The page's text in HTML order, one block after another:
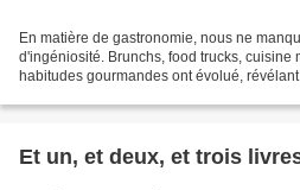
En matière de gastronomie, nous ne
d'ingéniosité. Brunchs, food trucks, cuisine
habitudes gourmandes ont évolué,
Et un, et deux, et trois